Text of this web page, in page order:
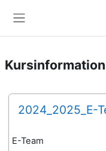
Kursinformation
2024_2025_E-
E-Team